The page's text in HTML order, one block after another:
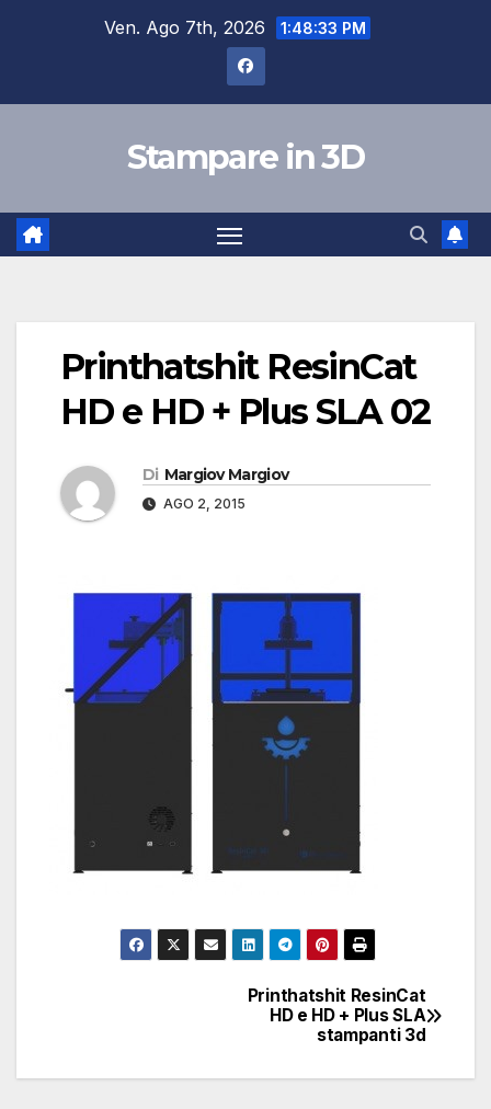
Ven. Ago 7th, 2026 1:48:34 PM
Stampare in 3D
Printhatshit ResinCat
HD e HD + Plus SLA 02
Di Margiov Margiov
AGO 2, 2015
NavigazionePrinthatshit ResinCat
HD e HD + Plus SLA
stampanti 3d